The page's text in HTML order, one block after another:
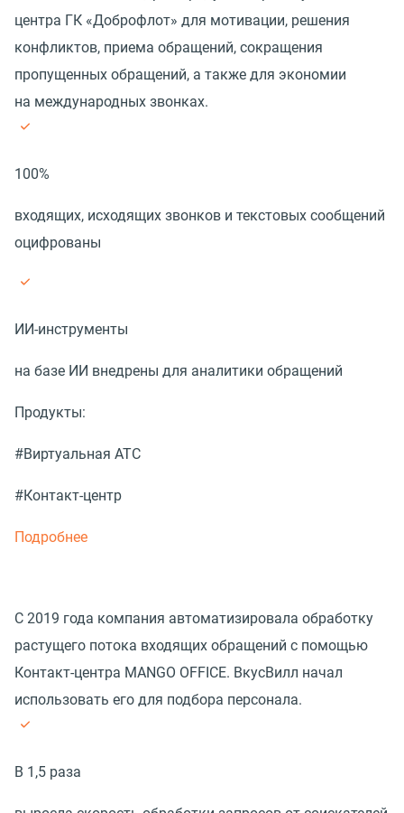
центра ГК «Доброфлот» для мотивации, решения
конфликтов, приема обращений, сокращения
пропущенных обращений, а также для экономии
на международных звонках.
100%
входящих, исходящих звонков и текстовых сообщений
оцифрованы
ИИ-инструменты
на базе ИИ внедрены для аналитики обращений
Продукты:
#Виртуальная АТС
#Контакт-центр
Подробнее
С 2019 года компания автоматизировала обработку
растущего потока входящих обращений с помощью
Контакт-центра MANGO OFFICE. ВкусВилл начал
использовать его для подбора персонала.
В 1,5 раза